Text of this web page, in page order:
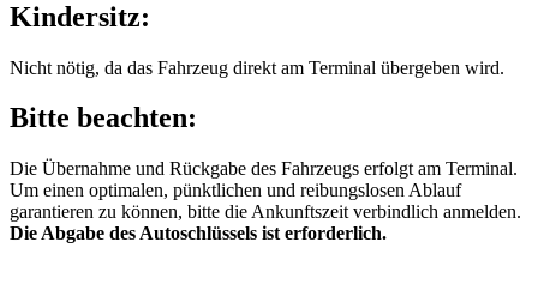
Kindersitz:
Nicht nötig, da das Fahrzeug direkt am Terminal übergeben wird.
Bitte beachten:
Die Übernahme und Rückgabe des Fahrzeugs erfolgt am Terminal.
Um einen optimalen, pünktlichen und reibungslosen Ablauf
garantieren zu können, bitte die Ankunftszeit verbindlich anmelden.
Die Abgabe des Autoschlüssels ist erforderlich.